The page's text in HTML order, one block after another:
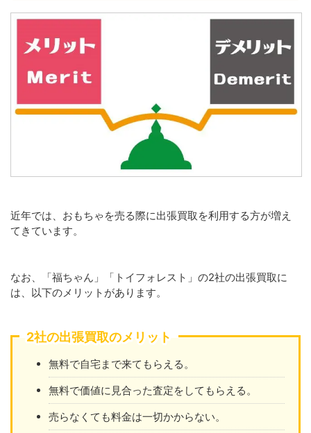
近年では、おもちゃを売る際に出張買取を利用する方が増え
てきています。
なお、「福ちゃん」「トイフォレスト」の2社の出張買取に
は、以下のメリットがあります。
2社の出張買取のメリット
無料で自宅まで来てもらえる。
無料で価値に見合った査定をしてもらえる。
売らなくても料金は一切かからない。